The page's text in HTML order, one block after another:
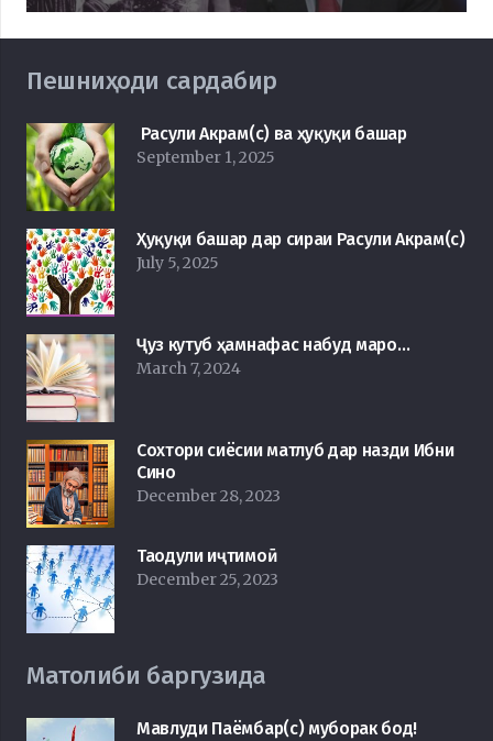
Пешниҳоди сардабир
Расули Акрам(с) ва ҳуқуқи башар
September 1, 2025
Ҳуқуқи башар дар сираи Расули Акрам(с)
July 5, 2025
Ҷуз кутуб ҳамнафас набуд маро…
March 7, 2024
Сохтори сиёсии матлуб дар назди Ибни
Сино
December 28, 2023
Таодули иҷтимоӣ
December 25, 2023
Матолиби баргузида
Мавлуди Паёмбар(с) муборак бод!